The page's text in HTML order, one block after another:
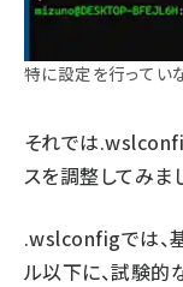
特に設定を行ってい
それでは
スを調整してみまし
.wslconfigでは、
ル以下に、試験